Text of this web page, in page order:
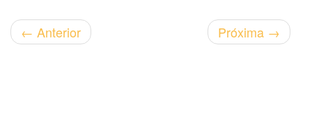
← Anterior Próxima →